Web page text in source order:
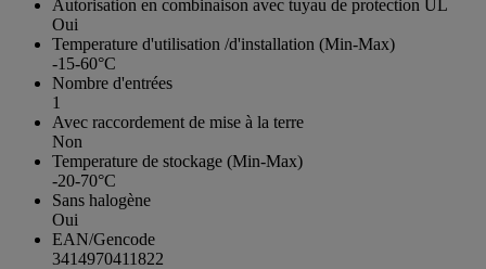
Autorisation en combinaison avec tuyau de protection UL
Oui
Temperature d'utilisation /d'installation (Min-Max)
-15-60°C
Nombre d'entrées
1
Avec raccordement de mise à la terre
Non
Temperature de stockage (Min-Max)
-20-70°C
Sans halogène
Oui
EAN/Gencode
3414970411822